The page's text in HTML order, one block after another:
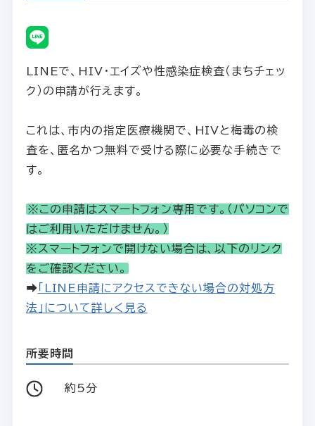
LINEで、HIV・エイズや性感染症検査（まちチェッ
ク）の申請が行えます。
これは、市内の指定医療機関で、HIVと梅毒の検
査を、匿名かつ無料で受ける際に必要な手続きで
す。
※この申請はスマートフォン専用です。（パソコンで
はご利用いただけません。）
※スマートフォンで開けない場合は、以下のリンク
をご確認ください。
➡ 「LINE申請にアクセスできない場合の対処方
法」について詳しく見る
所要時間
約5分